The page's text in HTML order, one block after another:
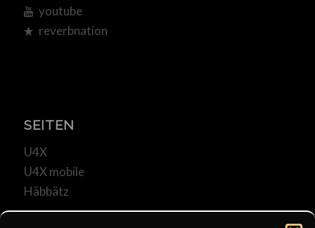
youtube
reverbnation
SEITEN
U4X
U4X mobile
Häbbätz